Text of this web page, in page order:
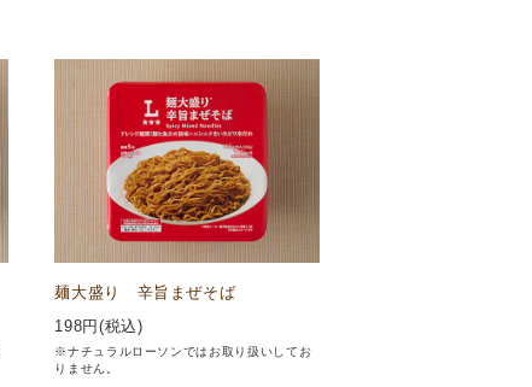
麺大盛り 辛旨まぜそば
198円(税込)
※ナチュラルローソンではお取り扱いしてお
りません。